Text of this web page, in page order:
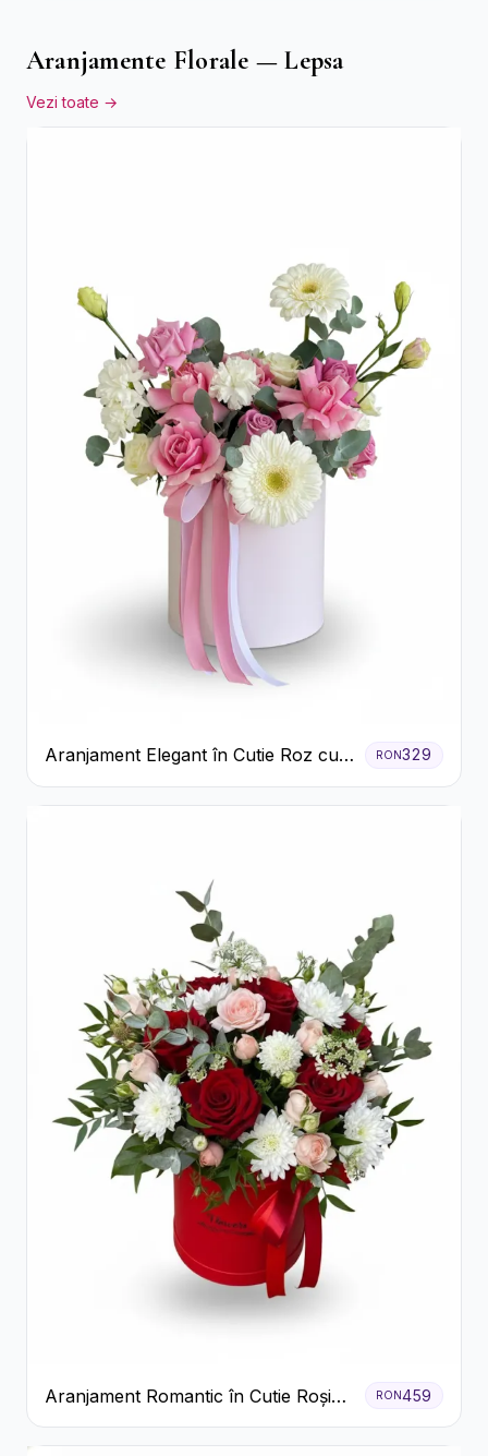
Aranjamente Florale — Lepsa
Vezi toate →
Aranjament Elegant în Cutie Roz cu
Trandafiri și Gerbera
RON329
Aranjament Romantic în Cutie Roșie
cu Trandafiri și Crizanteme
RON 459